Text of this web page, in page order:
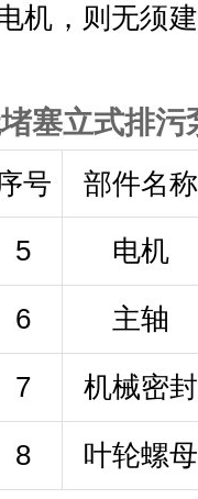
机，则无须
塞立式排污
号 部件名称
5 电机
6 主轴
7 机械密封
8
叶轮螺母